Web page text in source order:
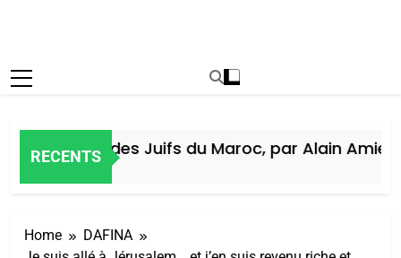
RECENTS
Histoire des Juifs du Maroc, par Alain Amiel
Home
DAFINA